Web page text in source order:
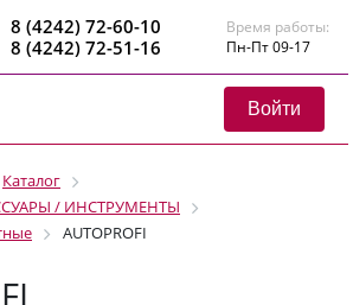
8 (4242) 72-60-10
8 (4242) 72-51-16
Время работы:
Пн-Пт 09-17
Войти
Каталог
/ ИНСТРУМЕНТЫ
AUTOPROFI